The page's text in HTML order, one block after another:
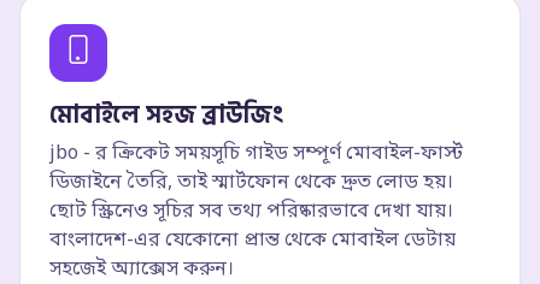
মোবাইলে সহজ ব্রাউজিং
jbo - র ক্রিকেট সময়সূচি গাইড সম্পূর্ণ মোবাইল-ফার্স্ট
ডিজাইনে তৈরি, তাই স্মার্টফোন থেকে দ্রুত লোড হয়।
ছোট স্ক্রিনেও সূচির সব তথ্য পরিষ্কারভাবে দেখা যায়।
বাংলাদেশ-এর যেকোনো প্রান্ত থেকে মোবাইল ডেটায়
সহজেই অ্যাক্সেস করুন।